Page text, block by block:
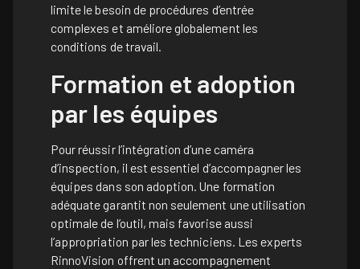
limite le besoin de procédures d’entrée
complexes et améliore globalement les
conditions de travail.
Formation et adoption
par les équipes
Pour réussir l’intégration d’une caméra
d’inspection, il est essentiel d’accompagner les
équipes dans son adoption. Une formation
adéquate garantit non seulement une utilisation
optimale de l’outil, mais favorise aussi
l’appropriation par les techniciens. Les experts
RinnoVision offrent un accompagnement